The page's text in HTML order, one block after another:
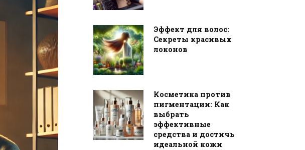
Эффект для волос:
Секреты красивых
локонов
Косметика против
пигментации: Как
выбрать
эффективные
средства и достичь
идеальной кожи